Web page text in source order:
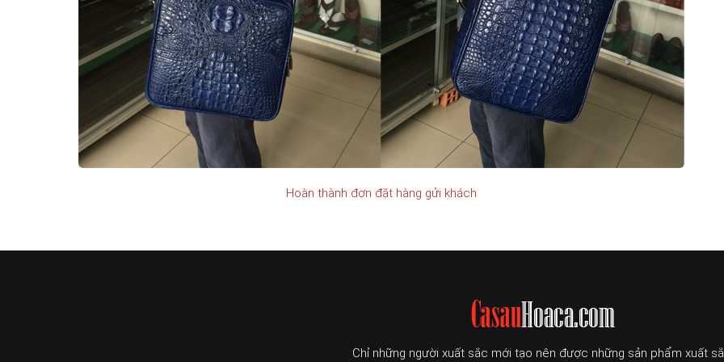
Hoàn thành đơn đặt hàng gửi khách
Chỉ những người xuất sắc mới tạo nên được những sản phẩm xuất